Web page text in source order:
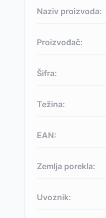
Naziv proizvoda:
Proizvođač:
Šifra:
Težina:
EAN:
Zemlja porekla:
Uvoznik: